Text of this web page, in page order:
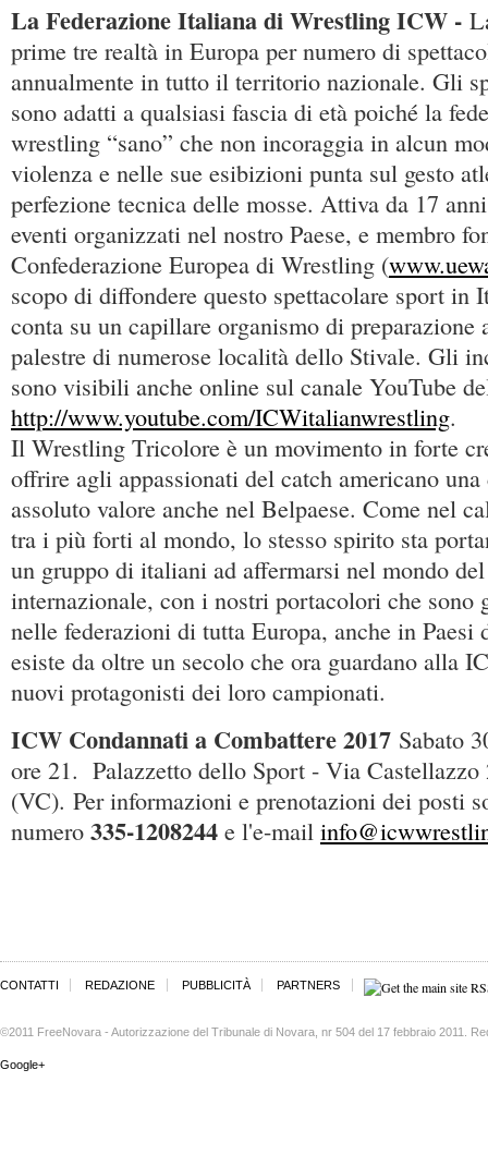
La Federazione Italiana di Wrestling ICW -
prime tre realtà in Europa per numero di
annualmente in tutto il territorio nazionale. Gli
sono adatti a qualsiasi fascia di età poiché la
wrestling “sano” che non incoraggia in alcun
violenza e nelle sue esibizioni punta sul gesto
perfezione tecnica delle mosse. Attiva da 17
eventi organizzati nel nostro Paese, e membro
Confederazione Europea di Wrestling (
scopo di diffondere questo spettacolare sport in
conta su un capillare organismo di
palestre di numerose località dello Stivale. Gli
sono visibili anche online sul canale YouTube
http://www.youtube.com/ICWitalianwrestling.
Il Wrestling Tricolore è un movimento in forte
offrire agli appassionati del catch americano
assoluto valore anche nel Belpaese. Come nel
tra i più forti al mondo, lo stesso spirito sta
un gruppo di italiani ad affermarsi nel mondo
internazionale, con i nostri portacolori che sono
nelle federazioni di tutta Europa, anche in Paesi
esiste da oltre un secolo che ora guardano alla
nuovi protagonisti dei loro campionati.
ICW Condannati a Combattere 2017 Sabato
ore 21. Palazzetto dello Sport - Via Castellazzo
(VC). Per informazioni e prenotazioni dei posti
numero 335-1208244 e l'e-mail
CONTATTI REDAZIONE PUBBLICITÀ PARTNERS
©2011 FreeNovara - Autorizzazione del Tribunale di Novara, nr 504 del 17 febbraio 2011.
Google+